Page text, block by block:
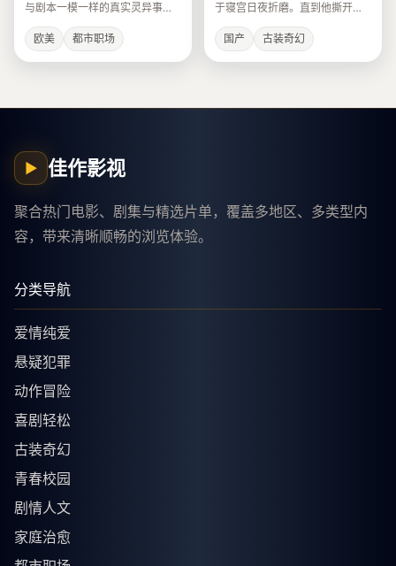
与剧本一模一样的真实灵异事
件。
欧美
都市职场
于寝宫日夜折磨。直到他撕开人
皮面具，露出她的白月光脸。
国产
古装奇幻
▶ 佳作影视
聚合热门电影、剧集与精选片单，覆盖多地区、多类型内
容，带来清晰顺畅的浏览体验。
分类导航
爱情纯爱
悬疑犯罪
动作冒险
喜剧轻松
古装奇幻
青春校园
剧情人文
家庭治愈